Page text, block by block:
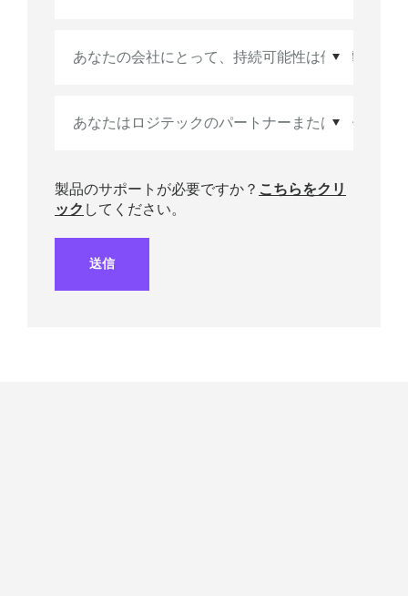
国・地域
製品のサポートが必要ですか？ こちらをクリ
ック してください。
送信